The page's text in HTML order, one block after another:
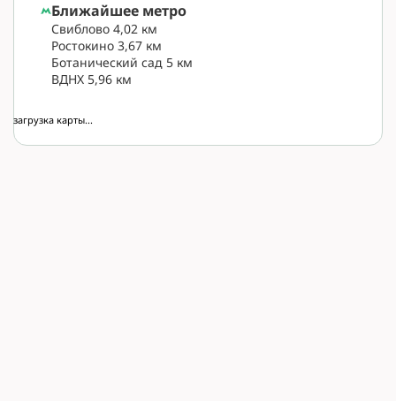
Ближайшее метро
Свиблово 4,02 км
Ростокино 3,67 км
Ботанический сад 5 км
ВДНХ 5,96 км
загрузка карты...